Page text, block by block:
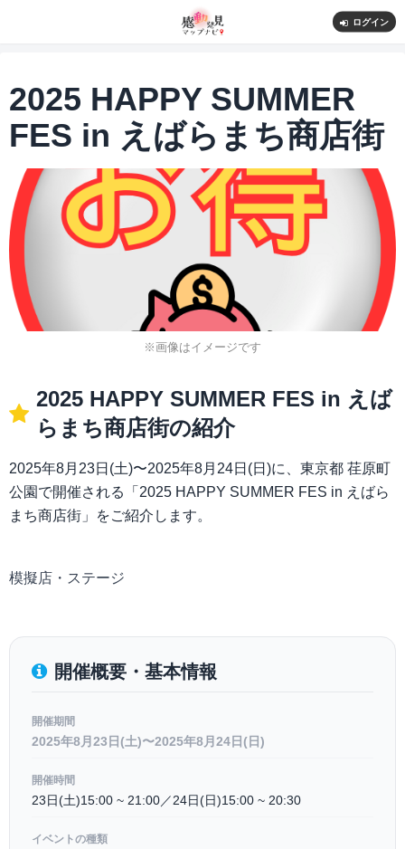
ログイン
2025 HAPPY SUMMER
FES in えばらまち商店街
※画像はイメージです
2025 HAPPY SUMMER FES in えば
らまち商店街の紹介
2025年8月23日(土)〜2025年8月24日(日)に、東京都 荏原町
公園で開催される「2025 HAPPY SUMMER FES in えばら
まち商店街」をご紹介します。
模擬店・ステージ
開催概要・基本情報
開催期間
2025年8月23日(土)〜2025年8月24日(日)
開催時間
23日(土)15:00 ~ 21:00／24日(日)15:00 ~ 20:30
イベントの種類